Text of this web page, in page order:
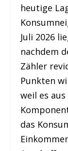
heutige
Juli 2026
nachdem
Zähler
Punkten
weil es
das